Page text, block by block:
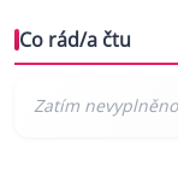
Co rád/a čtu